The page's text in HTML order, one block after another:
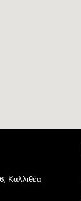
Καλλιθέα